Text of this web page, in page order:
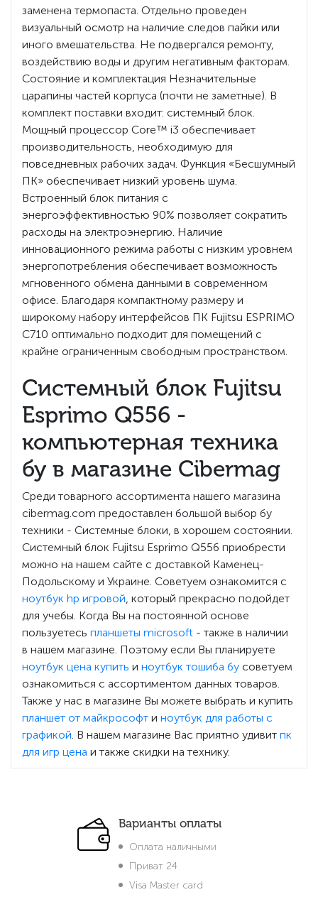
заменена термопаста. Отдельно проведен
визуальный осмотр на наличие следов пайки или
иного вмешательства. Не подвергался ремонту,
воздействию воды и другим негативным факторам.
Состояние и комплектация Незначительные
царапины частей корпуса (почти не заметные). В
комплект поставки входит: системный блок.
Мощный процессор Core™ i3 обеспечивает
производительность, необходимую для
повседневных рабочих задач. Функция «Бесшумный
ПК» обеспечивает низкий уровень шума.
Встроенный блок питания с
энергоэффективностью 90% позволяет сократить
расходы на электроэнергию. Наличие
инновационного режима работы с низким уровнем
энергопотребления обеспечивает возможность
мгновенного обмена данными в современном
офисе. Благодаря компактному размеру и
широкому набору интерфейсов ПК Fujitsu ESPRIMO
C710 оптимально подходит для помещений с
крайне ограниченным свободным пространством.
Системный блок Fujitsu
Esprimo Q556 -
компьютерная техника
бу в магазине Cibermag
Среди товарного ассортимента нашего магазина
cibermag.com предоставлен большой выбор бу
техники - Системные блоки, в хорошем состоянии.
Системный блок Fujitsu Esprimo Q556 приобрести
можно на нашем сайте с доставкой Каменец-
Подольскому и Украине. Советуем ознакомится с
ноутбук hp игровой , который прекрасно подойдет
для учебы. Когда Вы на постоянной основе
пользуетесь планшеты microsoft - также в наличии
в нашем магазине. Поэтому если Вы планируете
ноутбук цена купить и ноутбук тошиба бу советуем
ознакомиться с ассортиментом данных товаров.
Также у нас в магазине Вы можете выбрать и купить
планшет от майкрософт и ноутбук для работы с
графикой . В нашем магазине Вас приятно удивит пк
для игр цена и также скидки на технику.
Варианты оплаты
Оплата наличными
Приват 24
Visa Master card